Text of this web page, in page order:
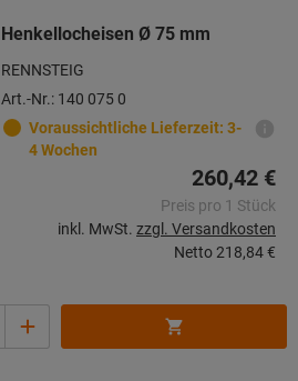
Henkellocheisen Ø 75 mm
RENNSTEIG
Art.-Nr.: 140 075 0
Voraussichtliche Lieferzeit: 3-
4 Wochen
260,42 €
Preis pro 1 Stück
inkl. MwSt. zzgl. Versandkosten
Netto218,84 €